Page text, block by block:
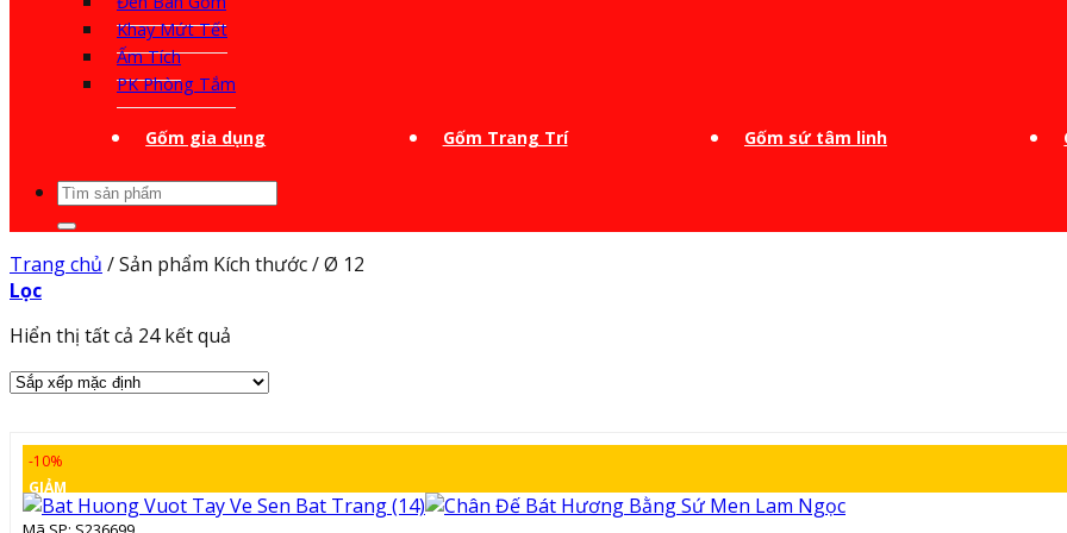
Khay Mứt Tết
Ấm Tích
PK Phòng Tắm
Gốm gia dụng Gốm Trang Trí Gốm sứ tâm linh
Tìm
kiếm:
Trang chủ /Sản phẩm Kích thước/Ø 12
Lọc
Hiển thị tất cả 24 kết quả
-10%
GIẢM